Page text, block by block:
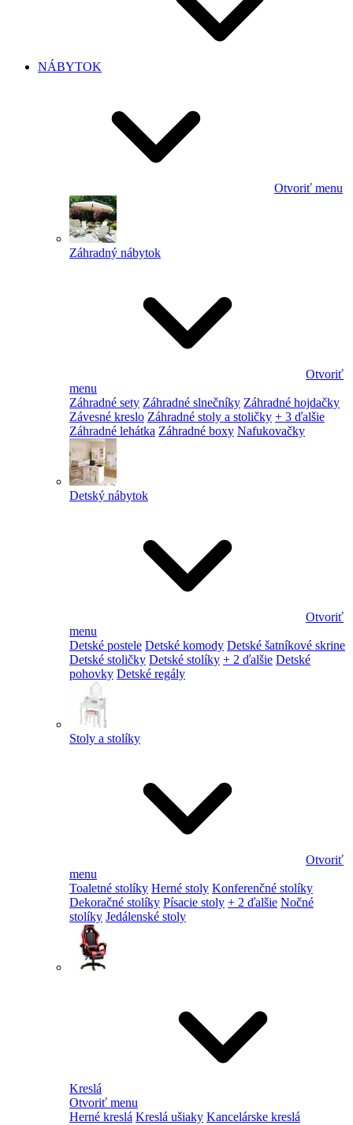
NÁBYTOK
Otvoriť menu
Záhradný nábytok
Otvoriť
menu
Záhradné sety Záhradné slnečníky Záhradné hojdačky
Závesné kreslo Záhradné stoly a stoličky + 3 ďalšie
Záhradné lehátka Záhradné boxy Nafukovačky
Detský nábytok
Otvoriť
menu
Detské postele Detské komody Detské šatníkové skrine
Detské stoličky Detské stolíky + 2 ďalšie Detské
pohovky Detské regály
Stoly a stolíky
Otvoriť
menu
Toaletné stolíky Herné stoly Konferenčné stolíky
Dekoračné stolíky Písacie stoly + 2 ďalšie Nočné
stolíky Jedálenské stoly
Kreslá
Otvoriť menu
Herné kreslá Kreslá ušiaky Kancelárske kreslá